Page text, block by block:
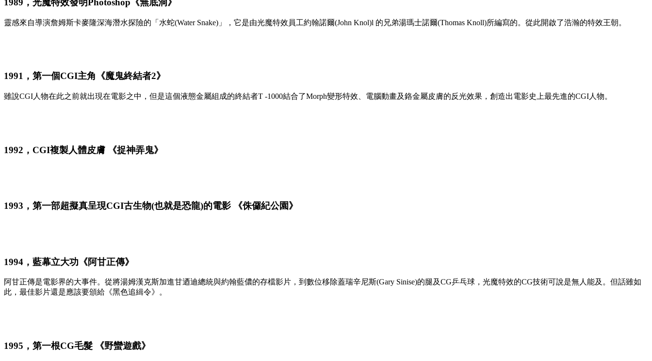
1989， 光魔特效發明Photoshop《無底洞》
靈感來自導演詹姆斯卡麥隆深海潛水探險的「水蛇(Water Snake)」，它是由光魔特效員工約翰諾爾(John Knol)l 的兄弟湯瑪士諾爾(Thomas Knoll)所編寫的。從此開啟了浩瀚的特效王朝。
1991，第一個CGI主角《魔鬼終結者2》
雖說CGI人物在此之前就出現在電影之中，但是這個液態金屬組成的終結者T -1000結合了Morph變形特效、電腦動畫及鉻金屬皮膚的反光效果，創造出電影史上最先進的CGI人物。
1992， CGI複製人體皮膚 《捉神弄鬼》
1993， 第一部超擬真呈現CGI古生物(也就是恐龍)的電影 《侏儸紀公園》
1994， 藍幕立大功《阿甘正傳》
阿甘正傳是電影界的大事件。從將湯姆漢克斯加進甘迺迪總統與約翰藍儂的存檔影片，到數位移除蓋瑞辛尼斯(Gary Sinise)的腿及CG乒乓球，光魔特效的CG技術可說是無人能及。但話雖如
此，最佳影片還是應該要頒給《黑色追緝令》。
1995， 第一根CG毛髮 《野蠻遊戲》